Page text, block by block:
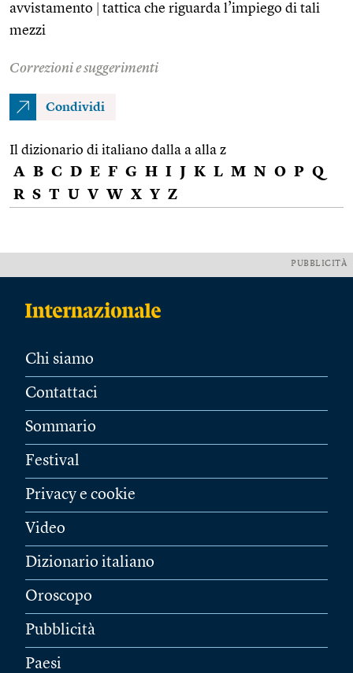
avvistamento
tattica che riguarda l’impiego di tali
mezzi
Correzioni e suggerimenti
Condividi
Il dizionario di italiano dalla a alla z
A B C D E F G H I J K L M N O P Q
R S T U V W X Y Z
PUBBLICITÀ
Chi siamo
Contattaci
Sommario
Festival
Privacy e cookie
Video
Dizionario italiano
Oroscopo
Pubblicità
Paesi